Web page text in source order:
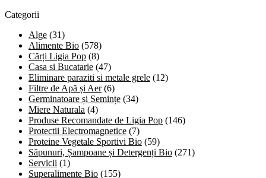
Categorii
Alge (31)
Alimente Bio (578)
Cărți Ligia Pop (8)
Casa si Bucatarie (47)
Eliminare paraziti si metale grele (12)
Filtre de Apă și Aer (6)
Germinatoare și Semințe (34)
Miere Naturala (4)
Produse Recomandate de Ligia Pop (146)
Protectii Electromagnetice (7)
Proteine Vegetale Sportivi Bio (59)
Săpunuri, Șampoane și Detergenți Bio (271)
Servicii (1)
Superalimente Bio (155)